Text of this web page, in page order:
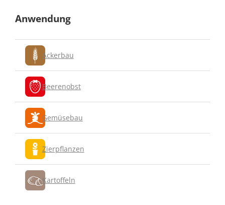
Anwendung
Ackerbau
Beerenobst
Gemüsebau
Zierpflanzen
Kartoffeln